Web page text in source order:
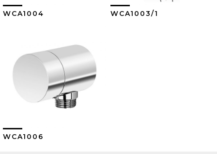
Ver Más
WCA1004 Ver Más
WCA1003/1
Ver Más
WCA1006